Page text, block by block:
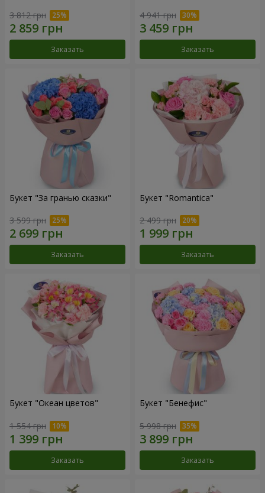
3 812 грн
Заказать
4 941 грн
Заказать
Букет "За гранью сказки"
3 599 грн
Заказать
Букет "Romantica"
2 499 грн
Заказать
Букет "Океан цветов"
1 554 грн
Заказать
Букет "Бенефис"
5 998 грн
Заказать